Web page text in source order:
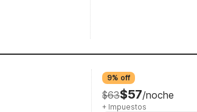
9% off
$63$57/noche
+ Impuestos